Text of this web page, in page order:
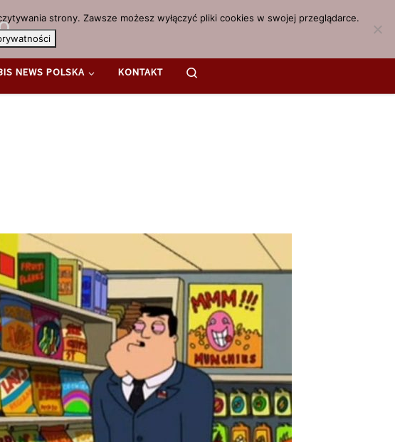
NEWS POLSKA KONTAKT
strony. Zawsze możesz wyłączyć pliki cookies w swojej przeglądarce.